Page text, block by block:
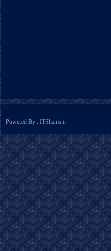
Powered By : ITShams.ir